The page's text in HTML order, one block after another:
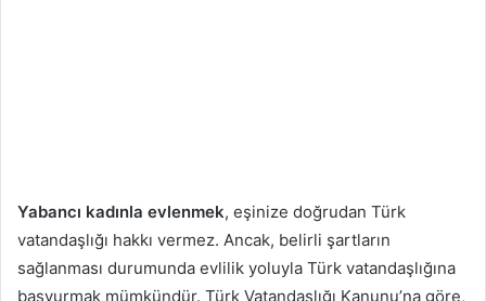
Yabancı kadınla evlenmek, eşinize doğrudan Türk
vatandaşlığı hakkı vermez. Ancak, belirli şartların
sağlanması durumunda evlilik yoluyla Türk vatandaşlığına
başvurmak mümkündür. Türk Vatandaşlığı Kanunu’na göre,